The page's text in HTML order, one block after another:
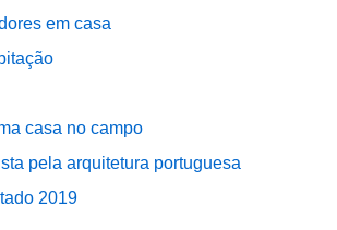
em casa
casa no campo
pela arquitetura portuguesa
2019